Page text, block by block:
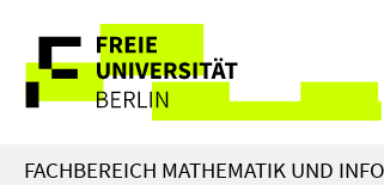
direkt
Inhalt
Service-
Navigation
FACHBEREICH MATHEMATIK UND